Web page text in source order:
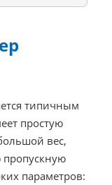
типичным
простую
вес,
параметров: